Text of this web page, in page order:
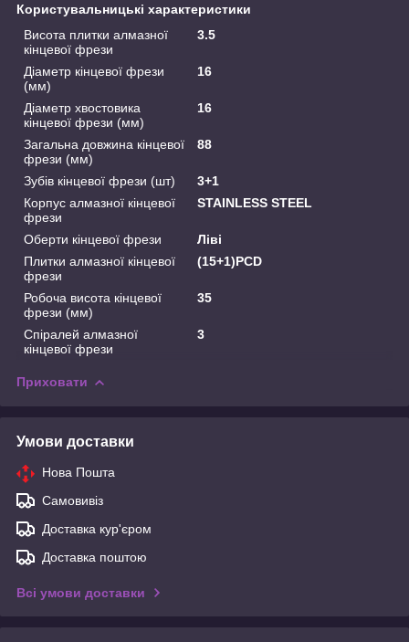
Користувальницькі характеристики
Висота плитки алмазної
кінцевої фрези
3.5
Діаметр кінцевої фрези
(мм)
16
Діаметр хвостовика
кінцевої фрези (мм)
16
Загальна довжина кінцевої
фрези (мм)
88
Зубів кінцевої фрези (шт)
3+1
Корпус алмазної кінцевої
фрези
STAINLESS STEEL
Оберти кінцевої фрези
Ліві
Плитки алмазної кінцевої
фрези
(15+1)PCD
Робоча висота кінцевої
фрези (мм)
35
Спіралей алмазної
кінцевої фрези
3
Приховати
Умови доставки
Нова Пошта
Самовивіз
Доставка кур'єром
Доставка поштою
Всі умови доставки